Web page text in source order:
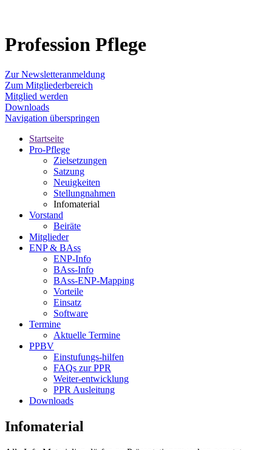
Profession Pflege
Zur Newsletteranmeldung
Zum Mitgliederbereich
Mitglied werden
Downloads
Navigation überspringen
Startseite
Pro-Pflege
Zielsetzungen
Satzung
Neuigkeiten
Stellungnahmen
Infomaterial
Vorstand
Beiräte
Mitglieder
ENP & BAss
ENP-Info
BAss-Info
BAss-ENP-Mapping
Vorteile
Einsatz
Software
Termine
Aktuelle Termine
PPBV
Einstufungs-hilfen
FAQs zur PPR
Weiter-entwicklung
PPR Ausleitung
Downloads
Infomaterial